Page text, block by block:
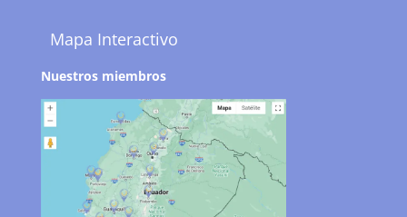
Mapa Interactivo
Nuestros miembros